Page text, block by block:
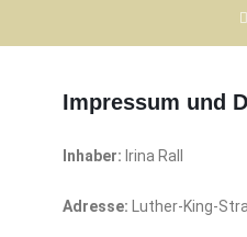
Impressum und
Inhaber: Irina Rall
Adresse: Luther-King-